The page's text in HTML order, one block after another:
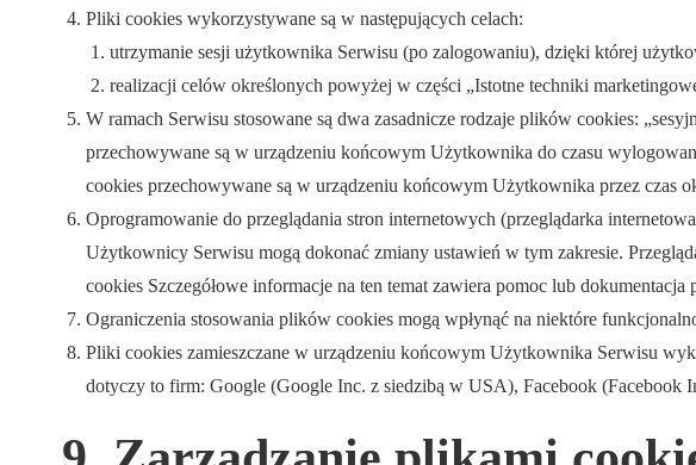
Pliki cookies wykorzystywane są w następujących celach:
utrzymanie sesji użytkownika Serwisu (po zalogowaniu), dzięki której
realizacji celów określonych powyżej w części „Istotne techniki
W ramach Serwisu stosowane są dwa zasadnicze rodzaje plików cookies:
przechowywane są w urządzeniu końcowym Użytkownika do czasu
cookies przechowywane są w urządzeniu końcowym Użytkownika przez czas
Oprogramowanie do przeglądania stron internetowych (przeglądarka
Użytkownicy Serwisu mogą dokonać zmiany ustawień w tym zakresie.
cookies Szczegółowe informacje na ten temat zawiera pomoc lub dokumentacja
Ograniczenia stosowania plików cookies mogą wpłynąć na niektóre
Pliki cookies zamieszczane w urządzeniu końcowym Użytkownika Serwisu
dotyczy to firm: Google (Google Inc. z siedzibą w USA), Facebook